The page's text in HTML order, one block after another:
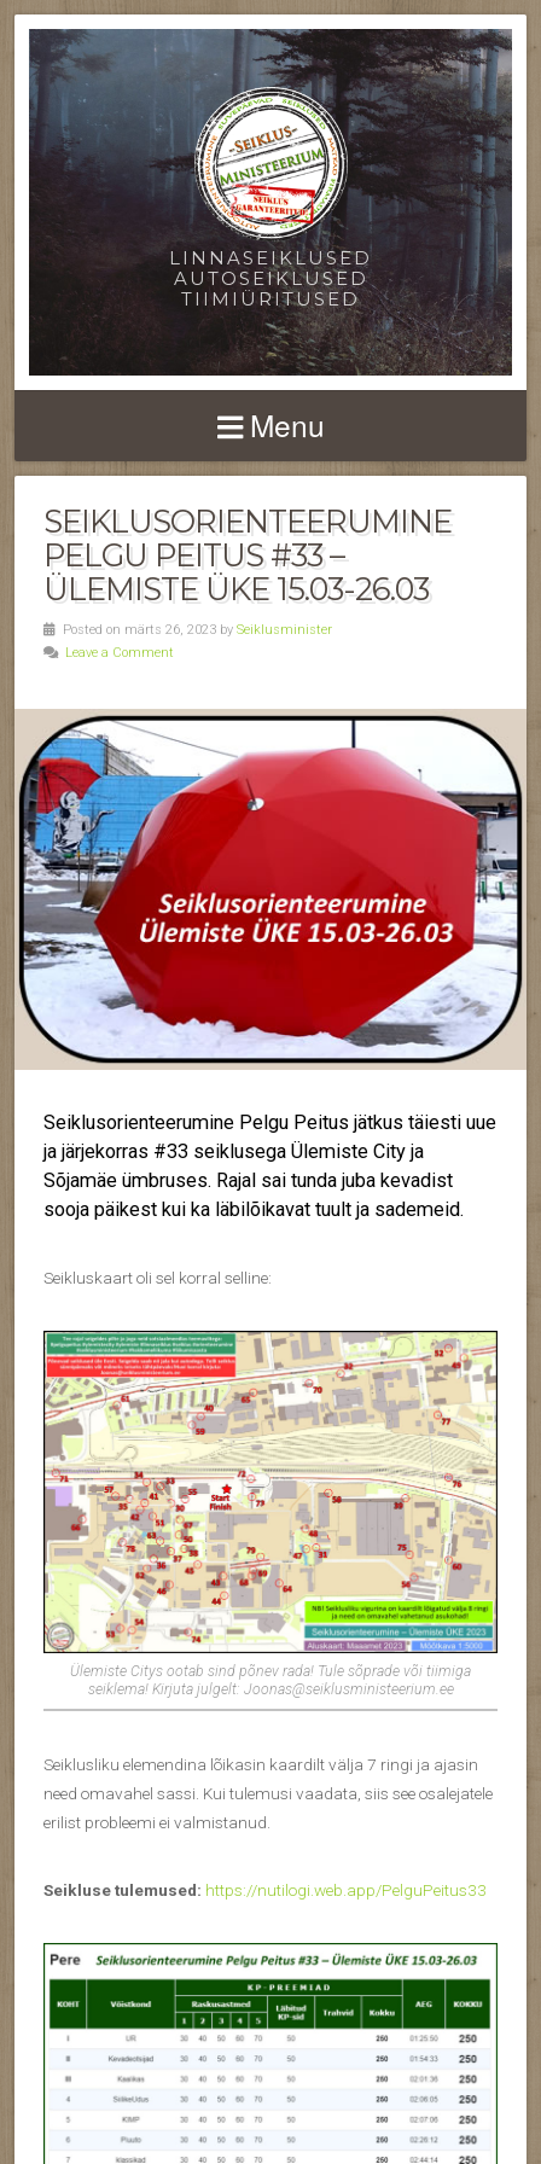
LINNASEIKLUSED
AUTOSEIKLUSED
TIIMIÜRITUSED
Menu
SEIKLUSORIENTEERUMINE
PELGU PEITUS #33 –
ÜLEMISTE ÜKE 15.03-26.03
Posted on märts 26, 2023 by Seiklusminister
Leave a Comment
Seiklusorienteerumine Pelgu Peitus jätkus täiesti uue
ja järjekorras #33 seiklusega Ülemiste City ja
Sõjamäe ümbruses. Rajal sai tunda juba kevadist
sooja päikest kui ka läbilõikavat tuult ja sademeid.
Seikluskaart oli sel korral selline:
Ülemiste Citys ootab sind põnev rada! Tule sõprade või tiimiga
seiklema! Kirjuta julgelt: Joonas@seiklusministeerium.ee
Seiklusliku elemendina lõikasin kaardilt välja 7 ringi ja ajasin
need omavahel sassi. Kui tulemusi vaadata, siis see osalejatele
erilist probleemi ei valmistanud.
Seikluse tulemused: https://nutilogi.web.app/PelguPeitus33